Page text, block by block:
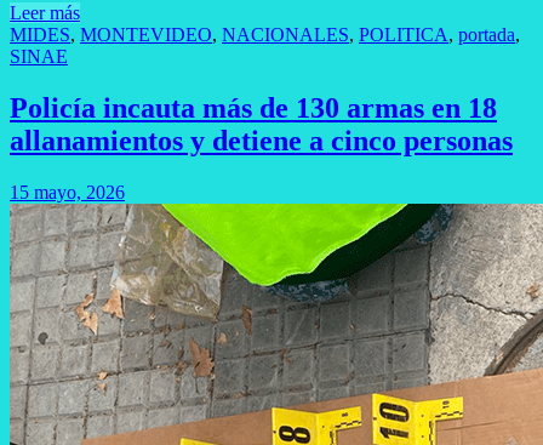
Leer más
MIDES, MONTEVIDEO, NACIONALES, POLITICA, portada,
SINAE
Policía incauta más de 130 armas en 18
allanamientos y detiene a cinco personas
15 mayo, 2026